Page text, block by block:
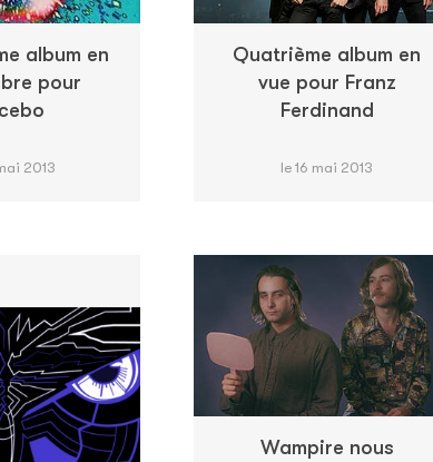
album en
pour
2013
Quatrième album en
vue pour Franz
Ferdinand
le 16 mai 2013
Wampire nous